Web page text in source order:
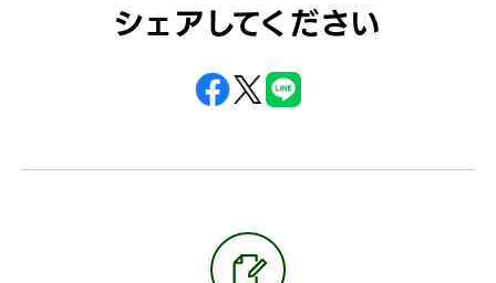
シェアしてください